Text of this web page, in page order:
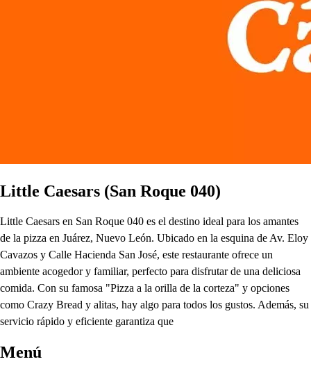
Little Caesars (San Roque 040)
Little Caesars en San Roque 040 es el destino ideal para los amantes
de la pizza en Juárez, Nuevo León. Ubicado en la esquina de Av. Eloy
Cavazos y Calle Hacienda San José, este restaurante ofrece un
ambiente acogedor y familiar, perfecto para disfrutar de una deliciosa
comida. Con su famosa "Pizza a la orilla de la corteza" y opciones
como Crazy Bread y alitas, hay algo para todos los gustos. Además, su
servicio rápido y eficiente garantiza que
Menú